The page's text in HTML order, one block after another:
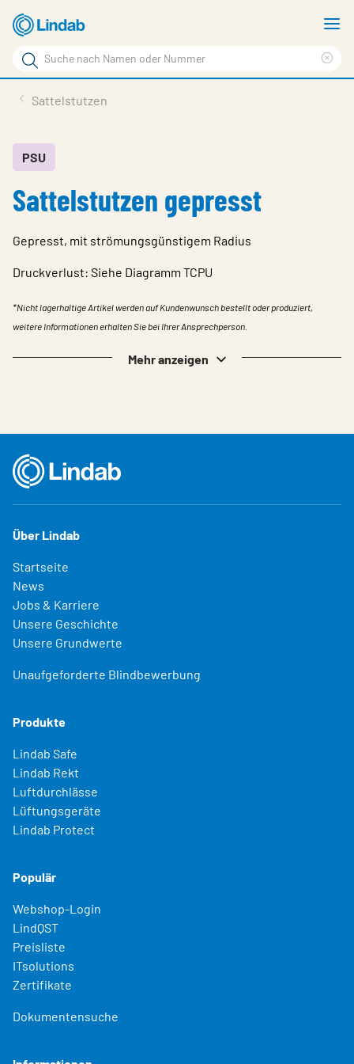
Zum
Hauptinhalt
Suchbegriff
Seite
durchsuchen
Im Fokus
Über Lindab
Sprache wählen
Switzerland - German
Sattelstutzen
PSU
Sattelstutzen gepresst
Gepresst, mit strömungsgünstigem Radius
Druckverlust: Siehe Diagramm TCPU
*Nicht lagerhaltige Artikel werden auf Kundenwunsch bestellt oder produziert,
weitere Informationen erhalten Sie bei Ihrer Ansprechperson.
Mehr anzeigen
Über Lindab
Startseite
News
Jobs & Karriere
Unsere Geschichte
Unsere Grundwerte
Unaufgeforderte Blindbewerbung
Produkte
Lindab Safe
Lindab Rekt
Luftdurchlässe
Lüftungsgeräte
Lindab Protect
Populär
Webshop-Login
LindQST
Preisliste
ITsolutions
Zertifikate
Dokumentensuche